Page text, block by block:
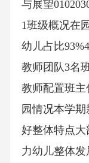
与展望
1班级概况在
幼儿占比
教师团队3名
教师配置班主
园情况本学
好整体特点
力幼儿整体